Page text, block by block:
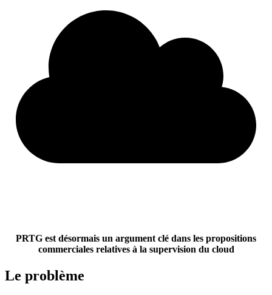
PRTG est désormais un argument clé dans les propositions
commerciales relatives à la supervision du cloud
Le problème